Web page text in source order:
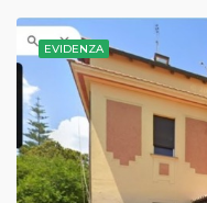
EVIDENZA